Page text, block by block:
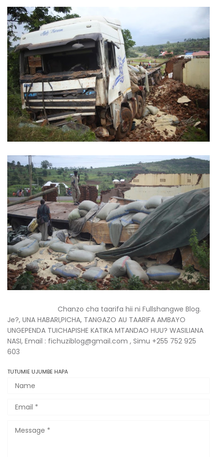
Chanzo cha taarifa hii ni Fullshangwe Blog.
Je?, UNA HABARI,PICHA, TANGAZO AU TAARIFA AMBAYO
UNGEPENDA TUICHAPISHE KATIKA MTANDAO HUU? WASILIANA
NASI, Email : fichuziblog@gmail.com , Simu +255 752 925
603
TUTUMIE UJUMBE HAPA